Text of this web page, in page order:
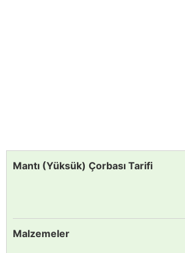
Mantı (Yüksük) Çorbası Tarifi
Malzemeler